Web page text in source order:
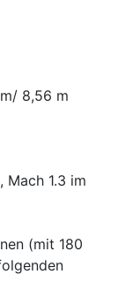
8,56 m
Mach 1.3 im
(mit 180